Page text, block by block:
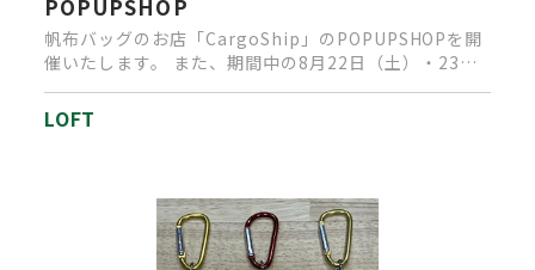
POPUPSHOP
帆布バッグのお店「CargoShip」のPOPUPSHOPを開
催いたします。 また、期間中の8月22日（土）・23日
LOFT